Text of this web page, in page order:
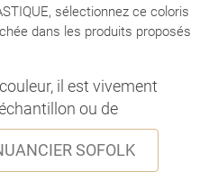
sélectionnez ce coloris
dans les produits proposés
il est vivement
ou de
SOFOLK